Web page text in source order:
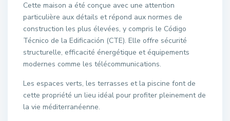
Cette maison a été conçue avec une attention
particulière aux détails et répond aux normes de
construction les plus élevées, y compris le Código
Técnico de la Edificación (CTE). Elle offre sécurité
structurelle, efficacité énergétique et équipements
modernes comme les télécommunications.
Les espaces verts, les terrasses et la piscine font de
cette propriété un lieu idéal pour profiter pleinement de
la vie méditerranéenne.